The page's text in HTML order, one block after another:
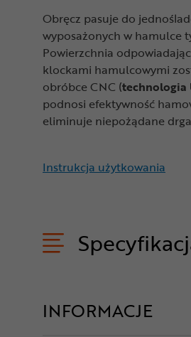
Obręcz pasuje do
wyposażonych w hamulce
Powierzchnia
klockami hamulcowymi
obróbce CNC (technologia
podnosi efektywność
eliminuje niepożądane
Instrukcja użytkowania
INFORMACJE